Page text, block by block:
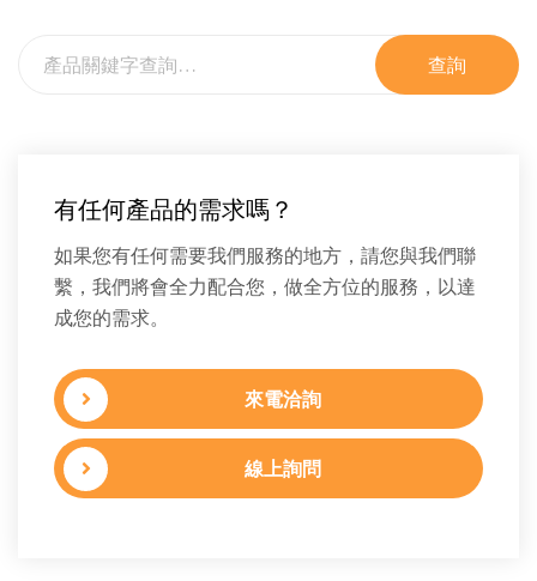
查詢
有任何產品的需求嗎？
如果您有任何需要我們服務的地方，請您與我們聯
繫，我們將會全力配合您，做全方位的服務，以達
成您的需求。
來電洽詢
線上詢問